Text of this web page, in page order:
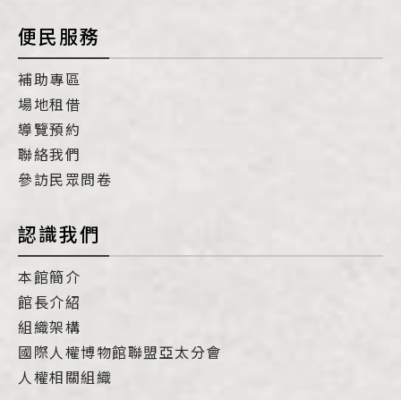
便民服務
補助專區
場地租借
導覽預約
聯絡我們
參訪民眾問卷
認識我們
本館簡介
館長介紹
組織架構
國際人權博物館聯盟亞太分會
人權相關組織